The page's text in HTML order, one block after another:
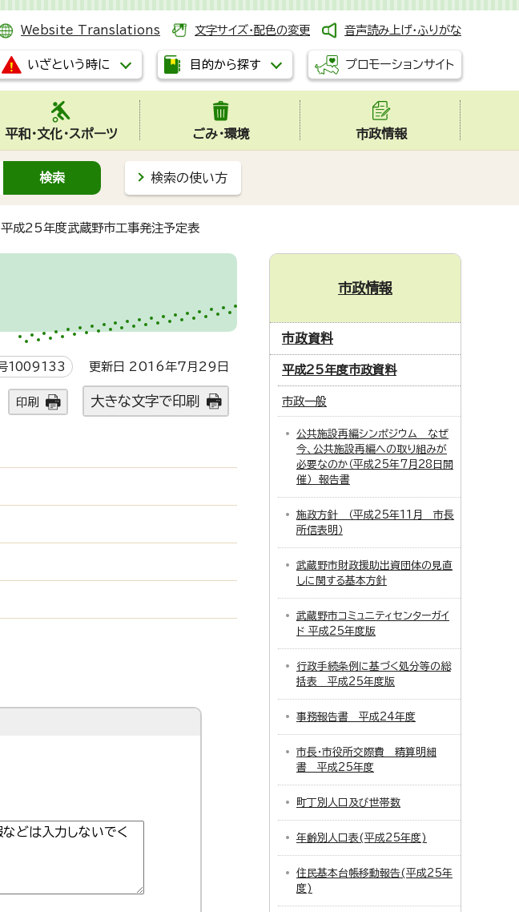
Website Translations 文字サイズ・配色の変更 音声読み上げ・ふりがな
いざという時に 目的から探す プロモーションサイト
平和・文化・スポーツ ごみ・環境 市政情報
検索の使い方
平成25年度武蔵野市工事発注予定表
1009133 更新日 2016年7月29日
印刷 大きな文字で印刷
市政情報
市政資料
平成25年度市政資料
市政一般
公共施設再編シンポジウム なぜ
今、公共施設再編への取り組みが
必要なのか（平成25年7月28日開
催） 報告書
施政方針 （平成25年11月 市長
所信表明）
武蔵野市財政援助出資団体の見直
しに関する基本方針
武蔵野市コミュニティセンターガイ
ド 平成25年度版
行政手続条例に基づく処分等の総
括表 平成25年度版
事務報告書 平成24年度
市長・市役所交際費 精算明細
書 平成25年度
町丁別人口及び世帯数
年齢別人口表(平成25年度)
住民基本台帳移動報告(平成25年
度)